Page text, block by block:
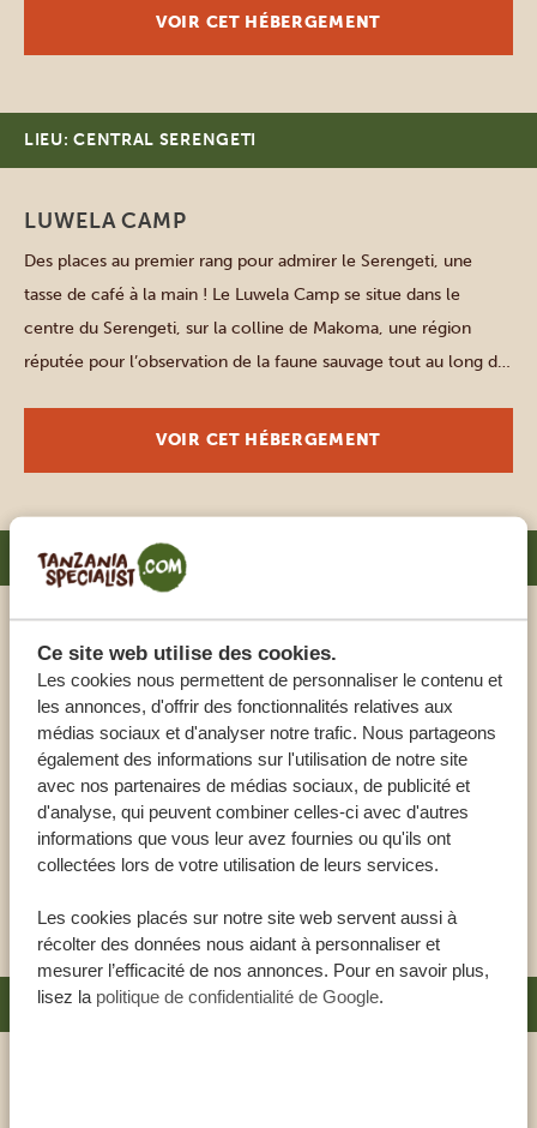
Ce site web utilise des cookies.
Les cookies nous permettent de personnaliser le contenu et
les annonces, d'offrir des fonctionnalités relatives aux
médias sociaux et d'analyser notre trafic. Nous partageons
également des informations sur l'utilisation de notre site
avec nos partenaires de médias sociaux, de publicité et
d'analyse, qui peuvent combiner celles-ci avec d'autres
informations que vous leur avez fournies ou qu'ils ont
collectées lors de votre utilisation de leurs services.
Les cookies placés sur notre site web servent aussi à
récolter des données nous aidant à personnaliser et
mesurer l’efficacité de nos annonces. Pour en savoir plus,
lisez la politique de confidentialité de Google.
avec des lignes épurées et de chaleureux planchers en bois,
VOIR CET HÉBERGEMENT
LIEU: CENTRAL SERENGETI
LUWELA CAMP
Des places au premier rang pour admirer le Serengeti, une
tasse de café à la main ! Le Luwela Camp se situe dans le
centre du Serengeti, sur la colline de Makoma, une région
réputée pour l’observation de la faune sauvage tout au long de
solaire, chacune […]
VOIR CET HÉBERGEMENT
LIEU: LAC MANYARA
UPGRADE
Le Manyara Best View Lodge & Spa est un lodge exceptionnel
situé dans l’un des plus beaux endroits de Tanzanie. Il est
enveloppé d’une végétation luxuriante, peuplée d’une
abondance d’oiseaux tropicaux et d’autres animaux sauvages.
Vous serez accueillis dans des chambres luxueuses, meublées
confortablement de lits king-size moelleux, d’une belle salle
de bains avec douche […]
LIEU: TARANGIRE